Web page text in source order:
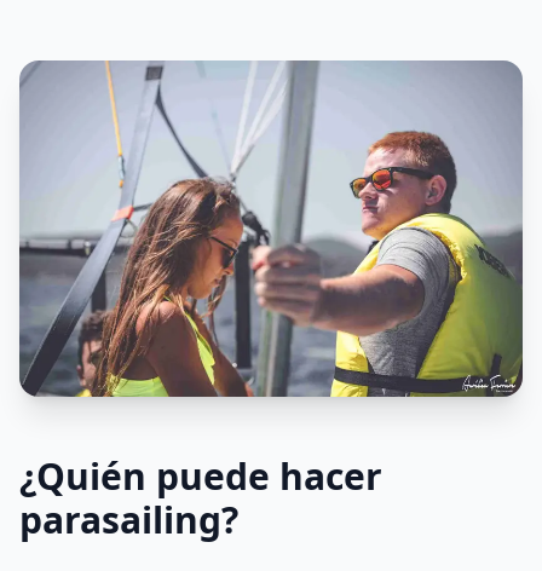
¿Quién puede hacer
parasailing?